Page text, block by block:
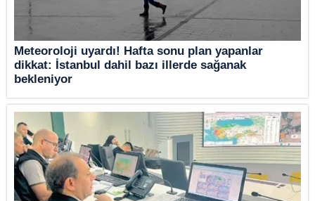
Meteoroloji uyardı! Hafta sonu plan yapanlar
dikkat: İstanbul dahil bazı illerde sağanak
bekleniyor